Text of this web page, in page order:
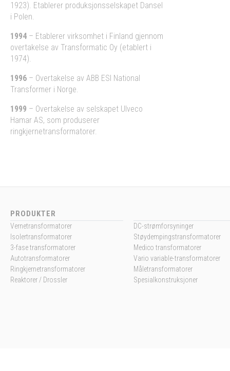
1923). Etablerer produksjonsselskapet Dansel
i Polen.
1994 – Etablerer virksomhet i Finland gjennom
overtakelse av Transformatic Oy (etablert i
1974).
1996 – Overtakelse av ABB ESI National
Transformer i Norge.
1999 – Overtakelse av selskapet Ulveco
Hamar AS, som produserer
ringkjernetransformatorer.
PRODUKTER
Vernetransformatorer
Isolertransformatorer
3-fase transformatorer
Autotransformatorer
Ringkjernetransformatorer
Reaktorer / Drossler
DC-strømforsyninger
Støydempingstransformatorer
Medico transformatorer
Vario variable-transformatorer
Måletransformatorer
Spesialkonstruksjoner